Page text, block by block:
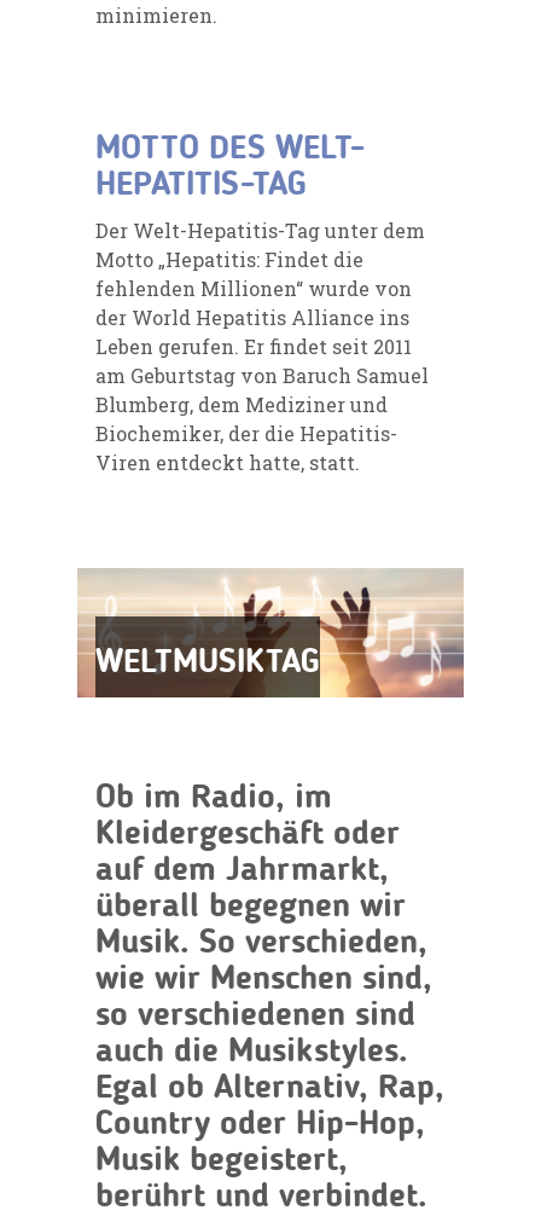
minimieren.
MOTTO DES WELT-
HEPATITIS-TAG
Der Welt-Hepatitis-Tag unter dem
Motto „Hepatitis: Findet die
fehlenden Millionen“ wurde von
der World Hepatitis Alliance ins
Leben gerufen. Er findet seit 2011
am Geburtstag von Baruch Samuel
Blumberg, dem Mediziner und
Biochemiker, der die Hepatitis-
Viren entdeckt hatte, statt.
WELTMUSIKTAG
Ob im Radio, im
Kleidergeschäft oder
auf dem Jahrmarkt,
überall begegnen wir
Musik. So verschieden,
wie wir Menschen sind,
so verschiedenen sind
auch die Musikstyles.
Egal ob Alternativ, Rap,
Country oder Hip-Hop,
Musik begeistert,
berührt und verbindet.